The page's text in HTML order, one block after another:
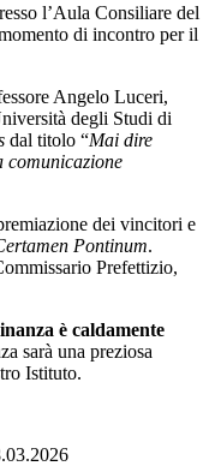
l’Aula Consiliare del
di incontro per il
Angelo Luceri,
degli Studi di
dal titolo “Mai dire
comunicazione
dei vincitori e
Pontinum.
Prefettizio,
è caldamente
sarà una preziosa
Istituto.